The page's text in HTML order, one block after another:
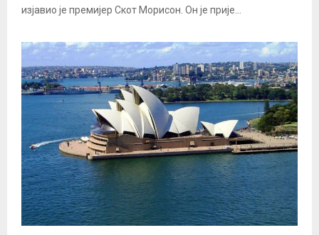
изјавио је премијер Скот Морисон. Он је прије...